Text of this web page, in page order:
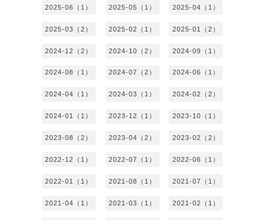
2025-06（1） 2025-05（1） 2025-04（1）
2025-03（2） 2025-02（1） 2025-01（2）
2024-12（2） 2024-10（2） 2024-09（1）
2024-08（1） 2024-07（2） 2024-06（1）
2024-04（1） 2024-03（1） 2024-02（2）
2024-01（1） 2023-12（1） 2023-10（1）
2023-08（2） 2023-04（2） 2023-02（2）
2022-12（1） 2022-07（1） 2022-06（1）
2022-01（1） 2021-08（1） 2021-07（1）
2021-04（1） 2021-03（1） 2021-02（1）